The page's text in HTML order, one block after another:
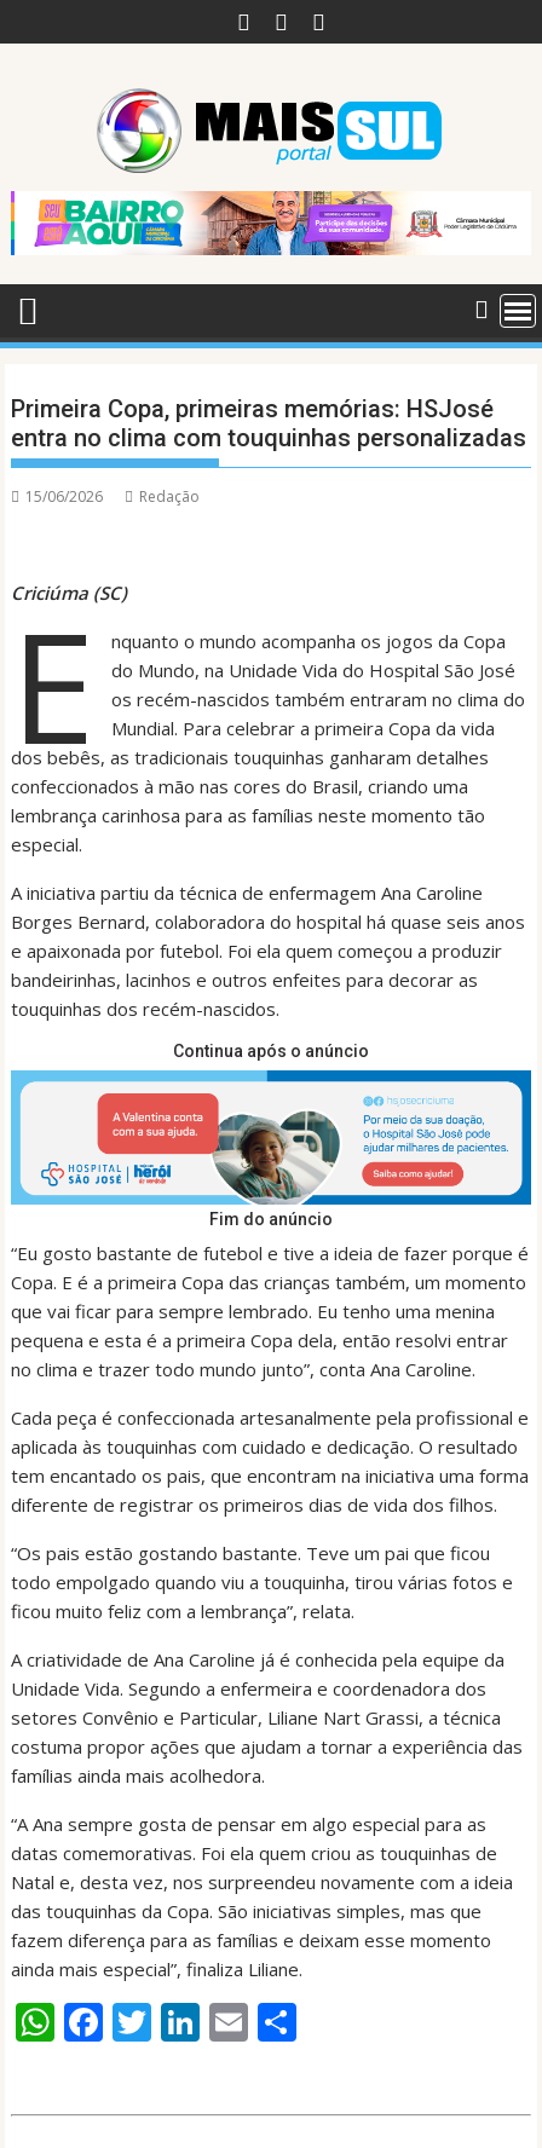
to
Primeira Copa, primeiras memórias: HSJosé
entra no clima com touquinhas personalizadas
15/06/2026 Redação
Criciúma (SC)
E
nquanto o mundo acompanha os jogos da Copa
do Mundo, na Unidade Vida do Hospital São José
os recém-nascidos também entraram no clima do
Mundial. Para celebrar a primeira Copa da vida
dos bebês, as tradicionais touquinhas ganharam detalhes
confeccionados à mão nas cores do Brasil, criando uma
lembrança carinhosa para as famílias neste momento tão
especial.
A iniciativa partiu da técnica de enfermagem Ana Caroline
Borges Bernard, colaboradora do hospital há quase seis anos
e apaixonada por futebol. Foi ela quem começou a produzir
bandeirinhas, lacinhos e outros enfeites para decorar as
touquinhas dos recém-nascidos.
Continua após o anúncio
Fim do anúncio
“Eu gosto bastante de futebol e tive a ideia de fazer porque é
Copa. E é a primeira Copa das crianças também, um momento
que vai ficar para sempre lembrado. Eu tenho uma menina
pequena e esta é a primeira Copa dela, então resolvi entrar
no clima e trazer todo mundo junto”, conta Ana Caroline.
Cada peça é confeccionada artesanalmente pela profissional e
aplicada às touquinhas com cuidado e dedicação. O resultado
tem encantado os pais, que encontram na iniciativa uma forma
diferente de registrar os primeiros dias de vida dos filhos.
“Os pais estão gostando bastante. Teve um pai que ficou
todo empolgado quando viu a touquinha, tirou várias fotos e
ficou muito feliz com a lembrança”, relata.
A criatividade de Ana Caroline já é conhecida pela equipe da
Unidade Vida. Segundo a enfermeira e coordenadora dos
setores Convênio e Particular, Liliane Nart Grassi, a técnica
costuma propor ações que ajudam a tornar a experiência das
famílias ainda mais acolhedora.
“A Ana sempre gosta de pensar em algo especial para as
datas comemorativas. Foi ela quem criou as touquinhas de
Natal e, desta vez, nos surpreendeu novamente com a ideia
das touquinhas da Copa. São iniciativas simples, mas que
fazem diferença para as famílias e deixam esse momento
ainda mais especial”, finaliza Liliane.
W F T Li E